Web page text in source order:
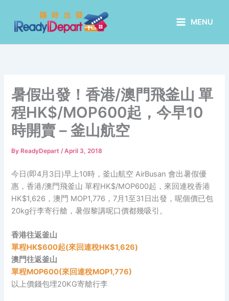
content
MENU
暑假出發！香港/澳門飛釜山 單
程HK$/MOP600起，今早10
時開賣 – 釜山航空
By ReadyDepart/April 3, 2018
今日(即4月3日)早上10時，釜山航空 AirBusan 會出暑假優
惠，香港/澳門飛釜山 單程HK$/MOP600起，來回連稅香港
HK$1,626，澳門 MOP1,776，7月1至31日出發，呢個價已包
20kg行李寄行艙，暑假黎講呢口價都幾吸引。
香港往返釜山
單程HK$600起(來回連稅HK$1,626)
澳門往返釜山
單程MOP600(來回連稅MOP1,776)
以上價錢包埋20KG寄艙行李